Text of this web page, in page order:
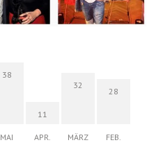
38
MAI
11
APR.
32
MÄRZ
28
FEB.